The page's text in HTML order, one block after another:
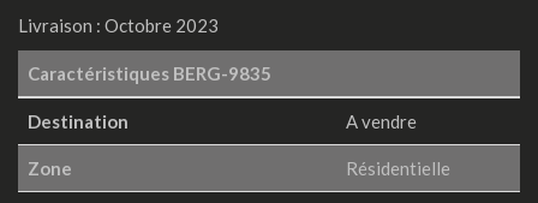
Livraison : Octobre 2023
Caractéristiques BERG-9835
Destination A vendre
Zone Résidentielle